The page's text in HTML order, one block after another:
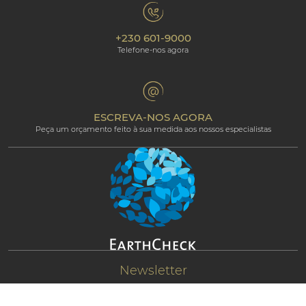
Os nossos hotéis
Programa de afiliados
Responsabilidade Ambiental
The Art of Beautiful
Galeria de fotos
Beachcomber Magazine
Área Profissional
Política de Privacidade
Política de Cookies
Termos e condições
Newsletter
+230 601-9000
Telefone-nos agora
ESCREVA-NOS AGORA
Peça um orçamento feito à sua medida aos nossos especialistas